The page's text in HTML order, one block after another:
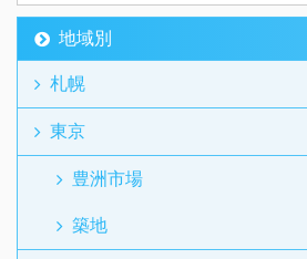
地域別
札幌
東京
豊洲市場
築地